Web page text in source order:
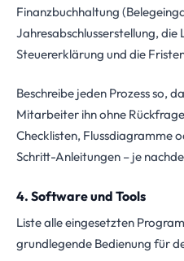
Finanzbuchhaltung
Jahresabschlusserstellung, die
Steuererklärung und die
Beschreibe jeden Prozess so,
Mitarbeiter ihn ohne
Checklisten, Flussdiagramme
Schritt-Anleitungen – je
4. Software und Tools
Liste alle eingesetzten
grundlegende Bedienung für